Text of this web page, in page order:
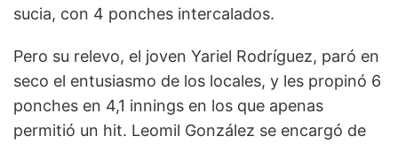
sucia, con 4 ponches intercalados.
Pero su relevo, el joven Yariel Rodríguez, paró en
seco el entusiasmo de los locales, y les propinó 6
ponches en 4,1 innings en los que apenas
permitió un hit. Leomil González se encargó de